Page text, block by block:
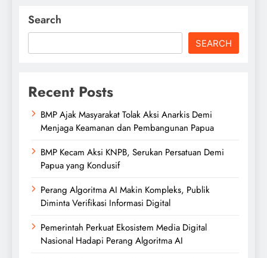
Search
SEARCH
Recent Posts
BMP Ajak Masyarakat Tolak Aksi Anarkis Demi
Menjaga Keamanan dan Pembangunan Papua
BMP Kecam Aksi KNPB, Serukan Persatuan Demi
Papua yang Kondusif
Perang Algoritma AI Makin Kompleks, Publik
Diminta Verifikasi Informasi Digital
Pemerintah Perkuat Ekosistem Media Digital
Nasional Hadapi Perang Algoritma AI